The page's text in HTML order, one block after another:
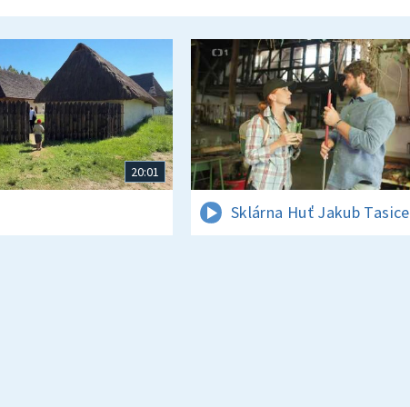
20:01
Sklárna Huť Jakub Tasice